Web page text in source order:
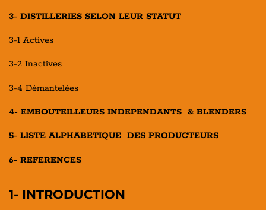
3- DISTILLERIES SELON LEUR STATUT
3-1 Actives
3-2 Inactives
3-4 Démantelées
4- EMBOUTEILLEURS INDEPENDANTS & BLENDERS
5- LISTE ALPHABETIQUE DES PRODUCTEURS
6- REFERENCES
1- INTRODUCTION